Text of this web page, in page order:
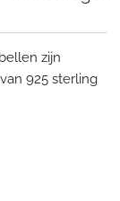
zijn
925 sterling